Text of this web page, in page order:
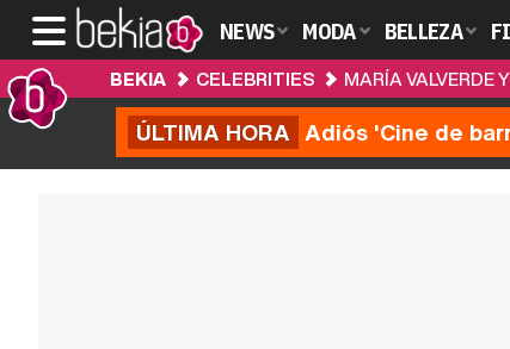
NEWS MODA BELLEZA
BEKIA CELEBRITIES MARÍA VALVERDE
ÚLTIMA HORA Adiós 'Cine de